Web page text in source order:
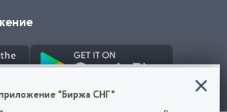
"Биржа СНГ"